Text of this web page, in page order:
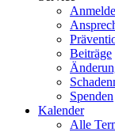
Beiträge
Spenden
Kalender
Alle